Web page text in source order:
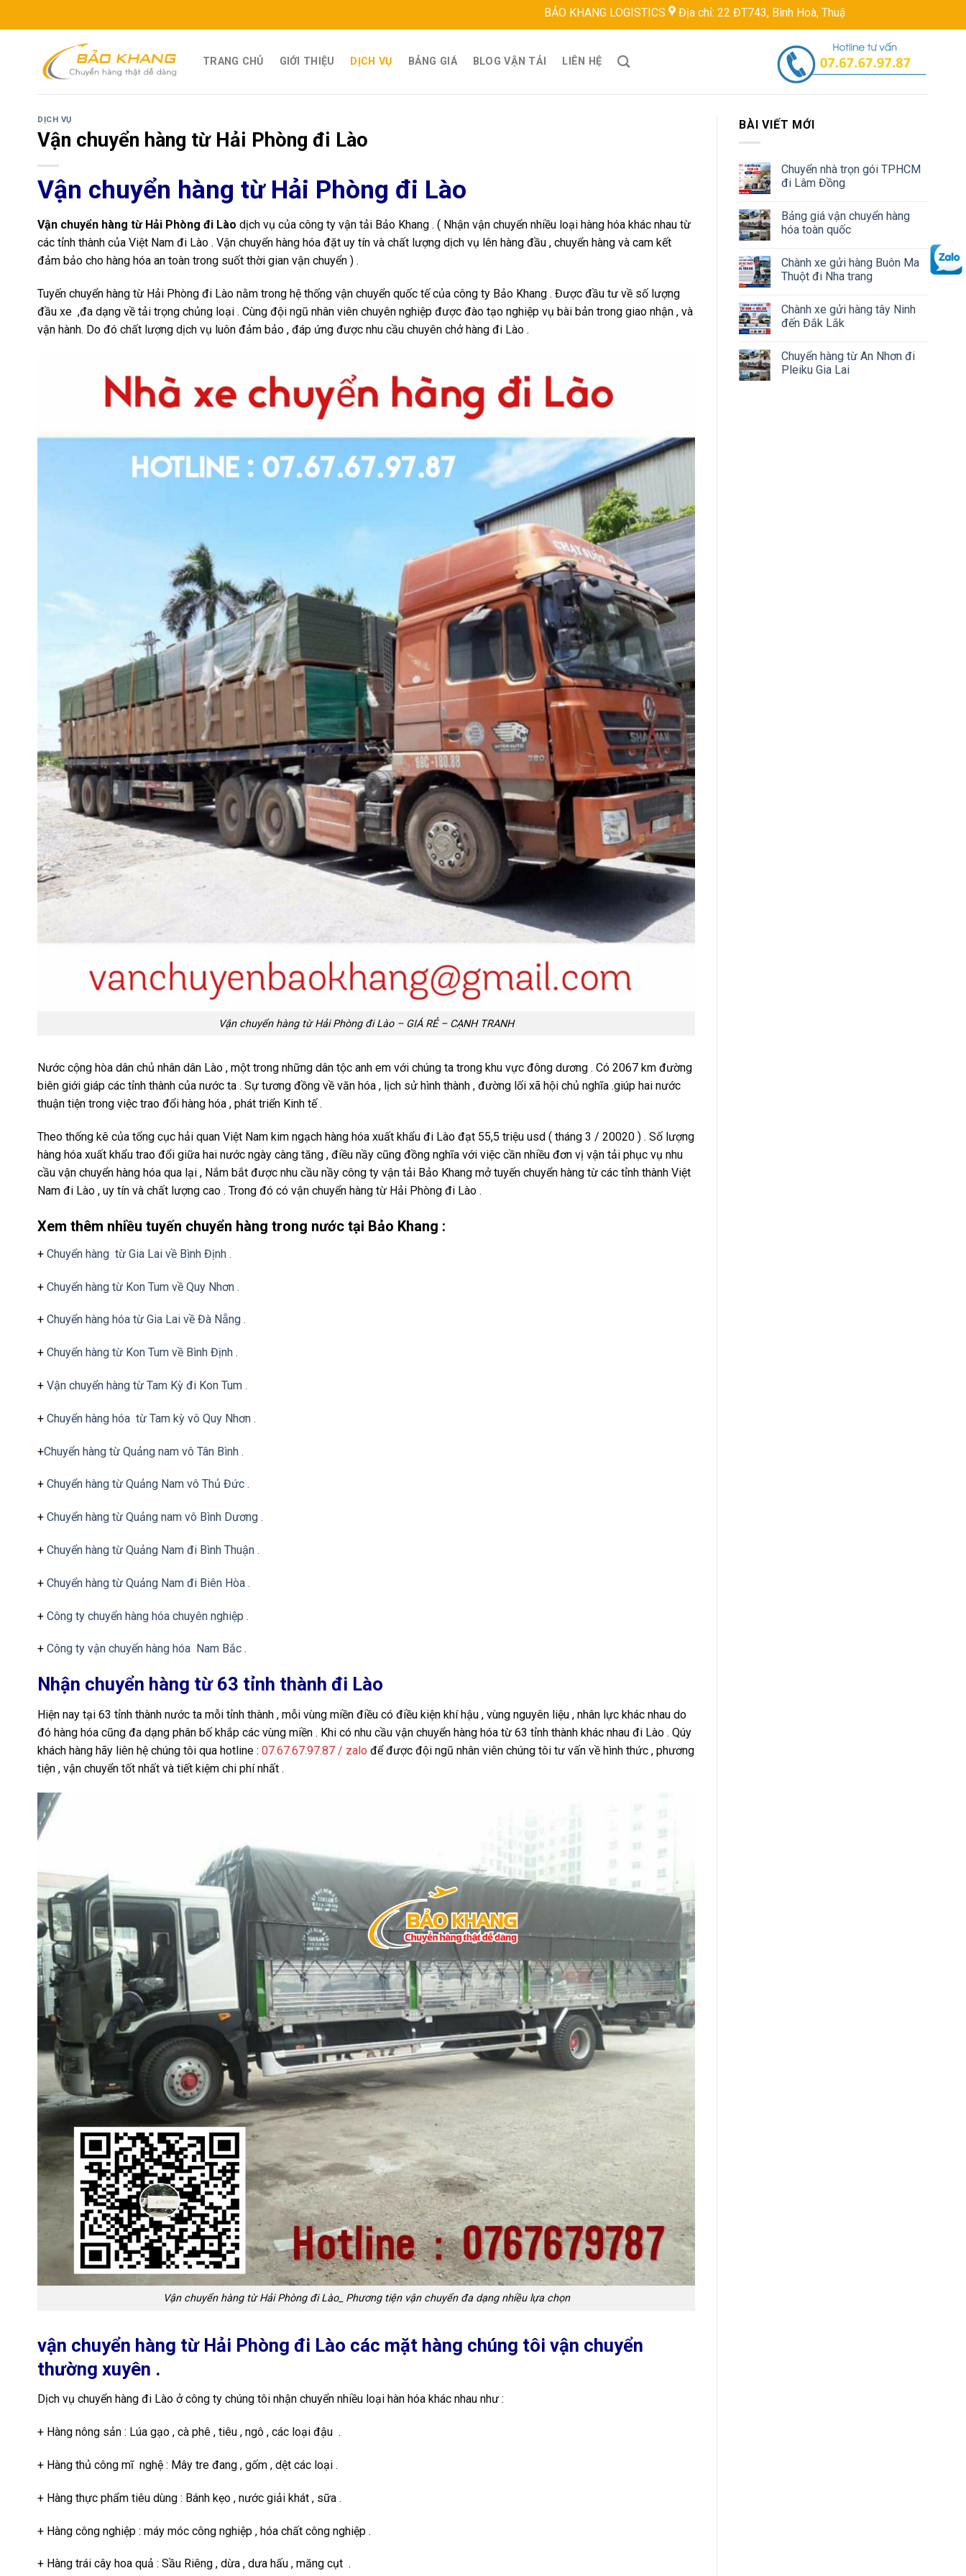
to
BẢO KHANG LOGISTICS Địa chỉ: 22 ĐT743, Bình Hoà, Thuận An, Bình Dương, Việt Nam
TRANG CHỦ GIỚI THIỆU DỊCH VỤ BẢNG GIÁ BLOG VẬN TẢI LIÊN HỆ
DỊCH VỤ
Vận chuyển hàng từ Hải Phòng đi Lào
Vận chuyển hàng từ Hải Phòng đi Lào
Vận chuyển hàng từ Hải Phòng đi Lào dịch vụ của công ty vận tải Bảo Khang . ( Nhận vận chuyển nhiều loại hàng hóa khác nhau từ
các tỉnh thành của Việt Nam đi Lào . Vận chuyển hàng hóa đặt uy tín và chất lượng dịch vụ lên hàng đầu , chuyển hàng và cam kết
đảm bảo cho hàng hóa an toàn trong suốt thời gian vận chuyển ) .
Tuyến chuyển hàng từ Hải Phòng đi Lào nằm trong hệ thống vận chuyển quốc tế của công ty Bảo Khang . Được đầu tư về số lượng
đầu xe ,đa dạng về tải trọng chủng loại . Cùng đội ngũ nhân viên chuyên nghiệp được đào tạo nghiệp vụ bài bản trong giao nhận , và
vận hành. Do đó chất lượng dịch vụ luôn đảm bảo , đáp ứng được nhu cầu chuyên chở hàng đi Lào .
Vận chuyển hàng từ Hải Phòng đi Lào – GIÁ RẺ – CẠNH TRANH
Nước cộng hòa dân chủ nhân dân Lào , một trong những dân tộc anh em với chúng ta trong khu vực đông dương . Có 2067 km đường
biên giới giáp các tỉnh thành của nước ta . Sự tương đồng về văn hóa , lịch sử hình thành , đường lối xã hội chủ nghĩa .giúp hai nước
thuận tiện trong việc trao đổi hàng hóa , phát triển Kinh tế .
Theo thống kê của tổng cục hải quan Việt Nam kim ngạch hàng hóa xuất khẩu đi Lào đạt 55,5 triệu usd ( tháng 3 / 20020 ) . Số lượng
hàng hóa xuất khẩu trao đổi giữa hai nước ngày càng tăng , điều nầy cũng đồng nghĩa với việc cần nhiều đơn vị vận tải phục vụ nhu
cầu vận chuyển hàng hóa qua lại , Nắm bắt được nhu cầu nầy công ty vận tải Bảo Khang mở tuyến chuyển hàng từ các tỉnh thành Việt
Nam đi Lào , uy tín và chất lượng cao . Trong đó có vận chuyển hàng từ Hải Phòng đi Lào .
Xem thêm nhiều tuyến chuyển hàng trong nước tại Bảo Khang :
+ Chuyển hàng từ Gia Lai về Bình Định .
+ Chuyển hàng từ Kon Tum về Quy Nhơn .
+ Chuyển hàng hóa từ Gia Lai về Đà Nẵng .
+ Chuyển hàng từ Kon Tum về Bình Định .
+ Vận chuyển hàng từ Tam Kỳ đi Kon Tum .
+ Chuyển hàng hóa từ Tam kỳ vô Quy Nhơn .
+Chuyển hàng từ Quảng nam vô Tân Bình .
+ Chuyển hàng từ Quảng Nam vô Thủ Đức .
+ Chuyển hàng từ Quảng nam vô Bình Dương .
+ Chuyển hàng từ Quảng Nam đi Bình Thuận .
+ Chuyển hàng từ Quảng Nam đi Biên Hòa .
+ Công ty chuyển hàng hóa chuyên nghiệp .
+ Công ty vận chuyển hàng hóa Nam Bắc .
Nhận chuyển hàng từ 63 tỉnh thành đi Lào
Hiện nay tại 63 tỉnh thành nước ta mỗi tỉnh thành , mỗi vùng miền điều có điều kiện khí hậu , vùng nguyên liệu , nhân lực khác nhau do
đó hàng hóa cũng đa dạng phân bố khắp các vùng miền . Khi có nhu cầu vận chuyển hàng hóa từ 63 tỉnh thành khác nhau đi Lào . Qúy
khách hàng hãy liên hệ chúng tôi qua hotline : 07.67.67.97.87 / zalo để được đội ngũ nhân viên chúng tôi tư vấn về hình thức , phương
tiện , vận chuyển tốt nhất và tiết kiệm chi phí nhất .
Vận chuyển hàng từ Hải Phòng đi Lào_ Phương tiện vận chuyển đa dạng nhiều lựa chọn
vận chuyển hàng từ Hải Phòng đi Lào các mặt hàng chúng tôi vận chuyển
thường xuyên .
Dịch vụ chuyển hàng đi Lào ở công ty chúng tôi nhận chuyển nhiều loại hàn hóa khác nhau như :
+ Hàng nông sản : Lúa gạo , cà phê , tiêu , ngô , các loại đậu .
+ Hàng thủ công mĩ nghệ : Mây tre đang , gốm , dệt các loại .
+ Hàng thực phẩm tiêu dùng : Bánh kẹo , nước giải khát , sữa .
+ Hàng công nghiệp : máy móc công nghiệp , hóa chất công nghiệp .
+ Hàng trái cây hoa quả : Sầu Riêng , dừa , dưa hấu , măng cụt .
BÀI VIẾT MỚI
Chuyển nhà trọn gói TPHCM
đi Lâm Đồng
Bảng giá vận chuyển hàng
hóa toàn quốc
Chành xe gửi hàng Buôn Ma
Thuột đi Nha trang
Chành xe gửi hàng tây Ninh
đến Đắk Lắk
Chuyển hàng từ An Nhơn đi
Pleiku Gia Lai